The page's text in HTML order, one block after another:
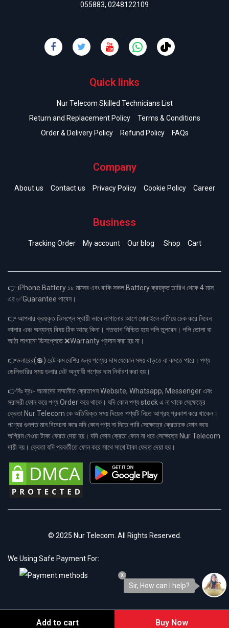
055883, 0248122109
Quick links
Nur Telecom Skilled Technicians List
Return and Replacement Policy
Terms & Conditions
Order & Delivery Policy
Refund Policy FAQs
Company
About us Contact us Privacy Policy Cookie Policy Career
Business
Tracking Order My account Our blog Shop Cart
👉 iPhone Battery ১৮ মাসের এবং বাকি সকল Battery ক্রয়কৃত তারিখ থেকে 4 মাস
এর ✅Guarantee পাবেন।
👉 আপনার ক্রয়কৃত ডিসপ্লে স্থায়ী ভাবে লাগানোর আগে মোবাইলে লাগিয়ে চেক করে নিবেন
কালার এবং অন্যান্য বিষয় ঠিক আছে কিনা। শতভাগ নিশ্চিত হয়ে পলি তুলবেন। পলি তোলা বা
আঠা লাগানো ডিসপ্লেতে ❌Warranty প্রদান করা হয় না।
👉ডলারের(💲) রেট কম বেশির জন্য পণ্যের দাম যেকোন সময় বাড়তে বা কমতে পারে। পণ্য
ডেলিভারির সময় ডলার রেট অনুযায়ী পণ্যের দাম নির্ধারণ করা হয়।
👉বিঃ দ্রঃ- আমাদের সম্মানীত ক্রেতাগন Website, Whatsapp, Messenger এবং
সরাসরী ফোন করে পণ্য Order করে থাকে। যদি কোন পণ্য stock এ না থাকে সেক্ষেত্রে
ক্রেতা Nur Telecom কে অতিরিক্ত সময় দিয়েও পণ্যটি নিতে আগ্রহ প্রকাশ করে থাকেন।
পণ্যের গুনগত মান বিবেচনা করে যদি কোন পণ্য না দিতে পারি সেক্ষেত্রে ক্রেতাকে ফোন করে
অগ্রিম নেওয়া টাকা ফেরত দেয়া হয়। যদি কোন ক্রেতা ফোন না ধরে সেক্ষেত্রে Nur Telecom
দায়ী নয়। ক্রেতা যদি পরবর্তীতে ফোন করে সাথে সাথে টাকা ফেরত দেয়া হয়।
© 2025 Nur Telecom. All Rights Reserved.
We Using Safe Payment For:
Add to cart Buy Now
Sir, How can I help?
x